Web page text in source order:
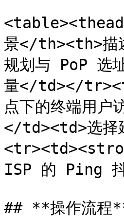
景</th><th>
规划与 PoP 选
量</td></
点下的终端用
</td><td>选择
ISP 的 Ping
## **操作流程